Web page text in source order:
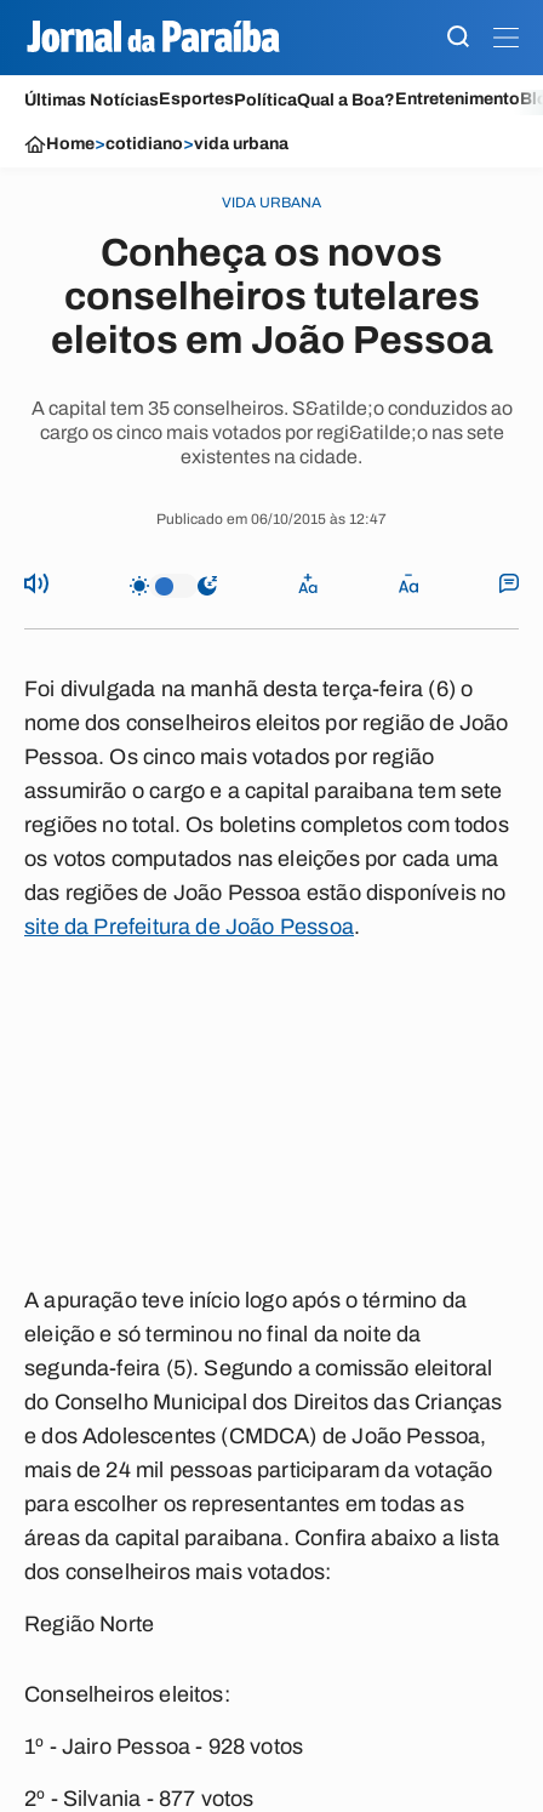
Últimas NotíciasEsportesPolíticaQual a Boa?Entretenimento
Home>cotidiano>vida urbana
VIDA URBANA
Conheça os novos
conselheiros tutelares
eleitos em João Pessoa
A capital tem 35 conselheiros. S&atilde;o conduzidos ao
cargo os cinco mais votados por regi&atilde;o nas sete
existentes na cidade.
Publicado em 06/10/2015 às 12:47
Foi divulgada na manhã desta terça-feira (6) o
nome dos conselheiros eleitos por região de João
Pessoa. Os cinco mais votados por região
assumirão o cargo e a capital paraibana tem sete
regiões no total. Os boletins completos com todos
os votos computados nas eleições por cada uma
das regiões de João Pessoa estão disponíveis no
site da Prefeitura de João Pessoa.
A apuração teve início logo após o término da
eleição e só terminou no final da noite da
segunda-feira (5). Segundo a comissão eleitoral
do Conselho Municipal dos Direitos das Crianças
e dos Adolescentes (CMDCA) de João Pessoa,
mais de 24 mil pessoas participaram da votação
para escolher os representantes em todas as
áreas da capital paraibana. Confira abaixo a lista
dos conselheiros mais votados:
Região Norte
Conselheiros eleitos:
1º - Jairo Pessoa - 928 votos
2º - Silvania - 877 votos